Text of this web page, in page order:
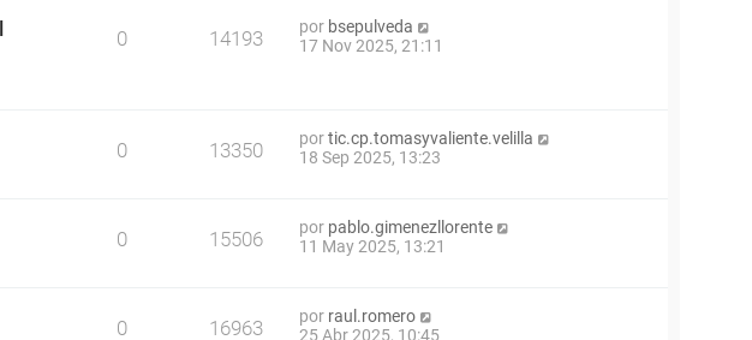
0 14193 por bsepulveda
17 Nov 2025, 21:11
0 13350 portic.cp.tomasyvaliente.velilla
18 Sep 2025, 13:23
0 15506 por pablo.gimenezllorente
11 May 2025, 13:21
0 16963 por raul.romero
25 Abr 2025, 10:45